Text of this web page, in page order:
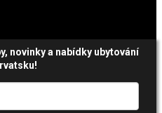
novinky a nabídky ubytování